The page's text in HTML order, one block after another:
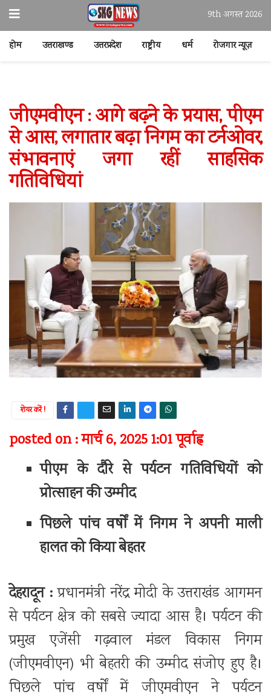
9th अगस्त 2026
होम उत्तराखण्ड उत्तरप्रदेश राष्ट्रीय धर्म रोजगार न्यूज़
जीएमवीएन : आगे बढ़ने के प्रयास, पीएम
से आस, लगातार बढ़ा निगम का टर्नओवर,
संभावनाएं जगा रहीं साहसिक
गतिविधियां
शेयर करें !
posted on : मार्च 6, 2025 1:01 पूर्वाह्न
पीएम के दौरे से पर्यटन गतिविधियों को
प्रोत्साहन की उम्मीद
पिछले पांच वर्षों में निगम ने अपनी माली
हालत को किया बेहतर
देहरादून :प्रधानमंत्री नरेंद्र मोदी के उत्तराखंड आगमन
से पर्यटन क्षेत्र को सबसे ज्यादा आस है। पर्यटन की
प्रमुख एजेंसी गढ़वाल मंडल विकास निगम
(जीएमवीएन) भी बेहतरी की उम्मीद संजोए हुए है।
पिछले पांच वर्षों में जीएमवीएन ने पर्यटन